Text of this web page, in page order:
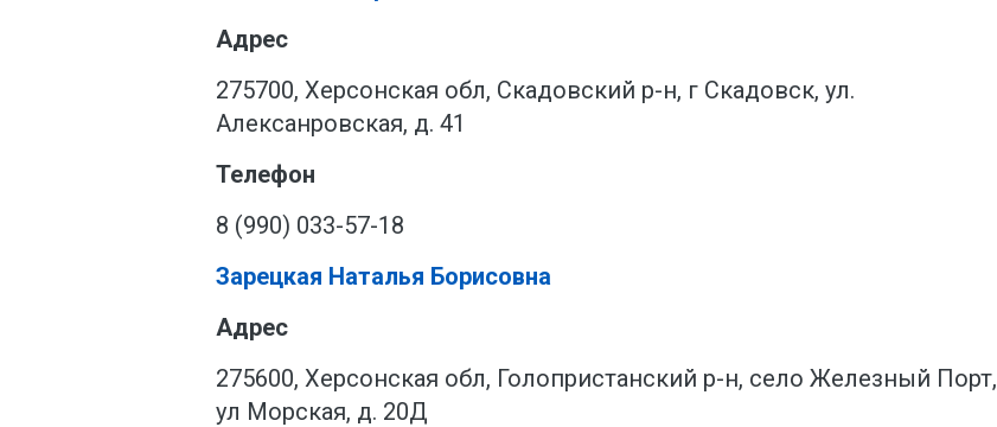
Адрес
275700, Херсонская обл, Скадовский р-н, г Скадовск, ул.
Алексанровская, д. 41
Телефон
8 (990) 033-57-18
Зарецкая Наталья Борисовна
Адрес
275600, Херсонская обл, Голопристанский р-н, село Железный Порт,
ул Морская, д. 20Д